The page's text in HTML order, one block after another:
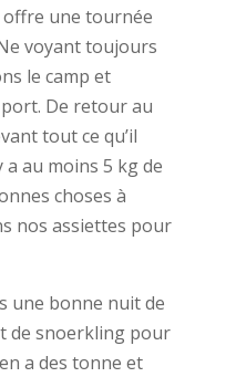
une tournée
voyant toujours
le camp et
De retour au
tout ce qu’il
a au moins 5 kg de
choses à
nos assiettes pour
une bonne nuit de
de snoerkling pour
a des tonne et